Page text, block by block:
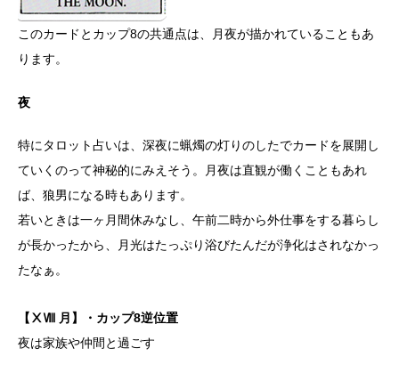
このカードとカップ8の共通点は、月夜が描かれていることもあ
ります。
夜
特にタロット占いは、深夜に蝋燭の灯りのしたでカードを展開し
ていくのって神秘的にみえそう。月夜は直観が働くこともあれ
ば、狼男になる時もあります。
若いときは一ヶ月間休みなし、午前二時から外仕事をする暮らし
が長かったから、月光はたっぷり浴びたんだが浄化はされなかっ
たなぁ。
【ⅩⅧ 月】・カップ8逆位置
夜は家族や仲間と過ごす